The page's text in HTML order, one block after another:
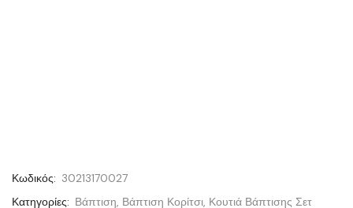
Κωδικός: 30213170027
Κατηγορίες: Βάπτιση, Βάπτιση Κορίτσι, Κουτιά Βάπτισης Σετ